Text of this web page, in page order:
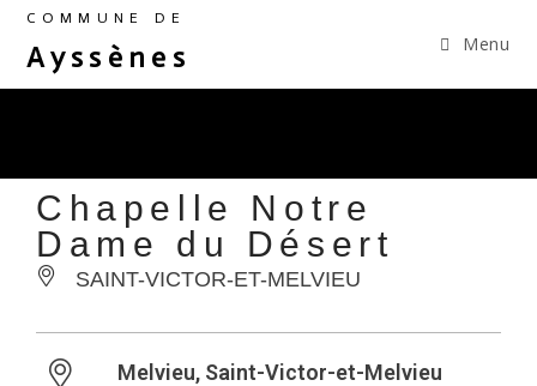
COMMUNE DE
Ayssènes Menu
Chapelle Notre
Dame du Désert
SAINT-VICTOR-ET-MELVIEU
Melvieu, Saint-Victor-et-Melvieu